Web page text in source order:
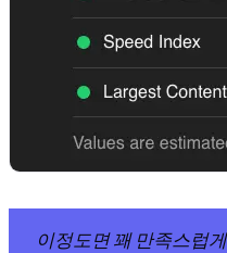
이정도면 꽤 만족스럽